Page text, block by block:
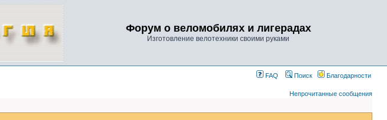
Форум о веломобилях и лигерадах
Изготовление велотехники своими руками
FAQ Поиск Благодарности
Непрочитанные сообщения